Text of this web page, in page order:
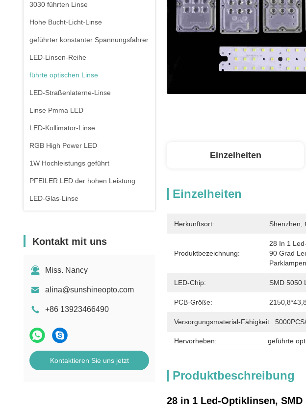
3030 führten Linse
Hohe Bucht-Licht-Linse
geführter konstanter Spannungsfahrer
LED-Linsen-Reihe
führte optischen Linse
LED-Straßenlaterne-Linse
Linse Pmma LED
LED-Kollimator-Linse
RGB High Power LED
1W Hochleistungs geführt
PFEILER LED der hohen Leistung
LED-Glas-Linse
Kontakt mit uns
Miss. Nancy
alina@sunshineopto.com
+86 13923466490
Kontaktieren Sie uns jetzt
Einzelheiten
Einzelheiten
Herkunftsort: Shenzhen,
Produktbezeichnung:
28 In 1
90 Grad
Parklampen
LED-Chip: SMD 5050
PCB-Größe:
Versorgungsmaterial-Fähigkeit:
Hervorheben: geführte
Produktbeschreibung
28 in 1 Led-Optiklinsen,